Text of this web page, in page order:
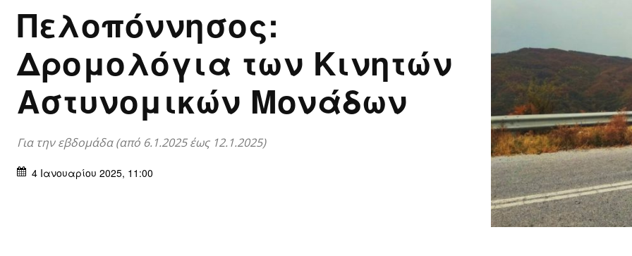
Πελοπόννησος:
Δρομολόγια των Κινητών
Αστυνομικών Μονάδων
Για την εβδομάδα (από 6.1.2025 έως 12.1.2025)
4 Ιανουαρίου 2025, 11:00